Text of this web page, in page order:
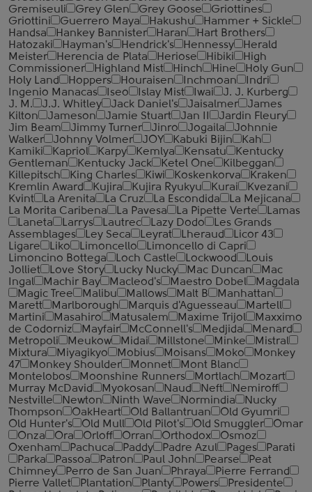
Gremiseuli
Grey Glen Grey Goose
Griottines
Griottini
Guerrero Maya Hakushu
Hammer + Sickle
Handsa
Hankey Bannister Haran
Hart Brothers
Hatozaki
Hayman's Hendrick's Hennessy
Herald
Meister
Herencia de Plata Heriose Hibiki
High
Commissioner
Highland Mist Hinch Hine
Holy Gun
Holy Land
Hoppers Houraisen Inchmoan
Indri
Ingenio Manacas
Iseo Islay Mist Iwai
J. J. Kurberg
J. M.
J.J. Whitley Jack Daniel's Jaisalmer
James
Kilton
Jameson Jamie Stuart Jan II
Jardin Fleury
Jim Beam
Jimmy Turner Jinro Jogaila
Johnnie
Walker
Johnny Volmer JOY Kabuki Bijin
Kah
Kamiki
Kapriol Karpy Kemlya Kensatu
Kentucky
Gentleman
Kentucky Jack Ketel One
Kilbeggan
Killepitsch
King Charles Kiwi Koskenkorva
Kraken
Kremlin Award
Kujira Kujira Ryukyu Kurai
Kvezani
Kvint
La Arenita La Cruz La Escondida
La Mejicana
La Morita Caribena
La Pavesa La Pipette Verte
Lamas
Laneta
Larrys Lautrec Lazy Dodo
Les Grands
Assemblages
Ley Seca Leyrat Lheraud
Licor 43
Ligare
Liko Limoncello
Limoncello di Capri
Limoncino Bottega
Loch Castle Lockwood
Louis
Jolliet
Love Story Lucky Nucky Mac Duncan
Mac
Ingal
Machir Bay Macleod's Maestro Dobel
Magdala
Magic Tree
Malibu Mallows Malt B
Manhattan
Marett
Marlborough Marquis d'Aguesseau
Martell
Martini
Masahiro Matusalem Maxime Trijol
Maxximo
de Codorniz
Mayfair McConnell's Medjida
Menard
Metropoli
Meukow Midai Millstone Minke
Mistral
Mixtura
Miyagikyo Mobius Moisans Moko
Monkey
47
Monkey Shoulder Monnet
Mont Blanc
Montelobos
Moonshine Runners Mortlach
Mozart
Murray McDavid
Myokosan Naud Neft
Nemiroff
Nestville
Newton Ninth Wave Normindia
Nucky
Thompson
OakHeart Old Ballantruan
Old Gyumri
Old Hunter's
Old Mull Old Pilot's Old Smuggler
Omar
Onza
Ora Orloff Orran Orthodox
Osmoz
Oxenham
Pachuca Paddy Padre Azul Pages
Parati
Parka
Passoa Patron Paul John Pearse
Peat
Chimney
Perro de San Juan Phraya
Pierre Ferrand
Pierre Vallet
Plantation Planty Powers
Presidente